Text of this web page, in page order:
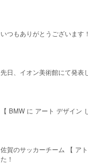
いつもありがとうございます！
先日、イオン美術館にて発表
【 BMW に アート デザイン
佐賀のサッカーチーム 【 ア
た！